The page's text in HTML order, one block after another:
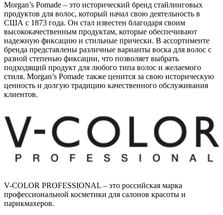
Morgan’s Pomade – это исторический бренд стайлинговых
продуктов для волос, который начал свою деятельность в
США с 1873 года. Он стал известен благодаря своим
высококачественным продуктам, которые обеспечивают
надежную фиксацию и стильные прически. В ассортименте
бренда представлены различные варианты воска для волос с
разной степенью фиксации, что позволяет выбрать
подходящий продукт для любого типа волос и желаемого
стиля. Morgan’s Pomade также ценится за свою историческую
ценность и долгую традицию качественного обслуживания
клиентов.
V-COLOR PROFESSIONAL – это российская марка
профессиональной косметики для салонов красоты и
парикмахеров.